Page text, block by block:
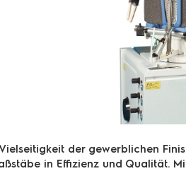
der gewerblichen
in Effizienz und Qualität.